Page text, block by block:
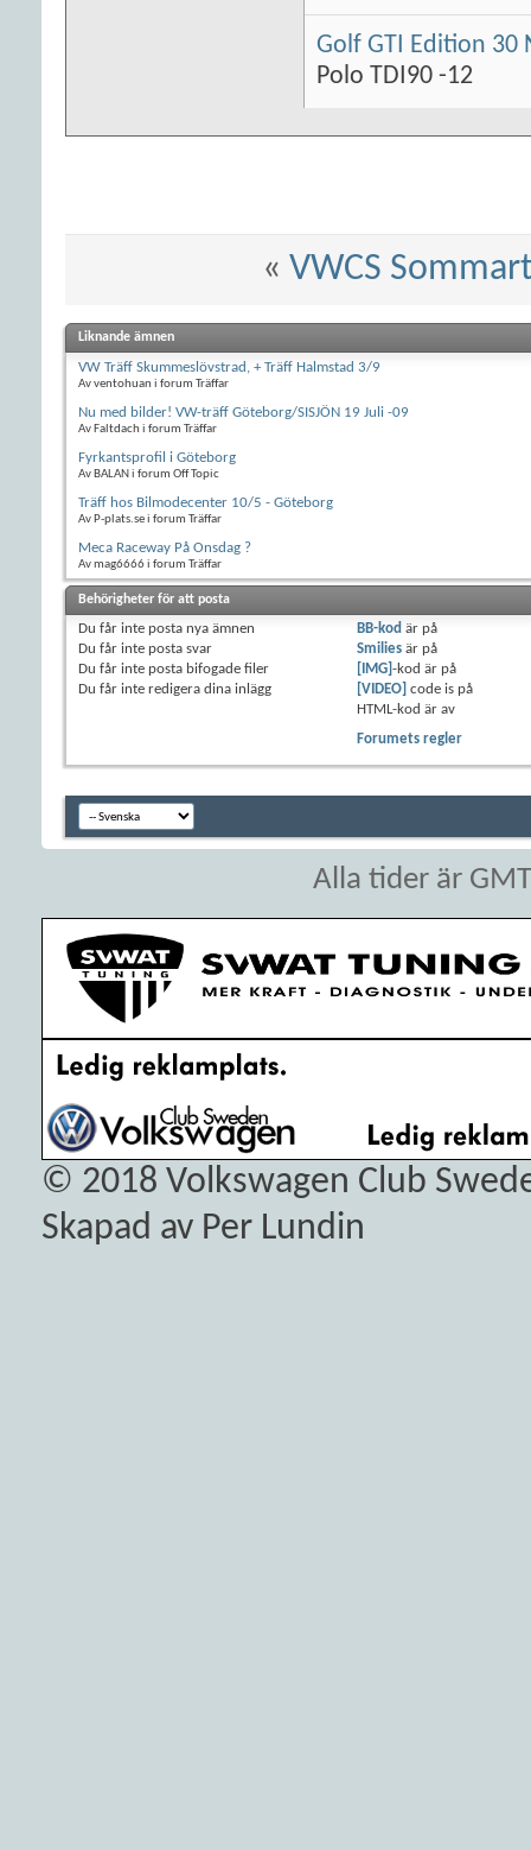
Golf GTI Edition 30
Polo TDI90 -12
« VWCS
Liknande ämnen
VW Träff Skummeslövstrad, + Träff Halmstad 3/9
Av ventohuan i forum Träffar
Nu med bilder! VW-träff Göteborg/SISJÖN 19 Juli -09
Av Faltdach i forum Träffar
Fyrkantsprofil i Göteborg
Av BALAN i forum Off Topic
Träff hos Bilmodecenter 10/5 - Göteborg
Av P-plats.se i forum Träffar
Meca Raceway På Onsdag ?
Av mag6666 i forum Träffar
Behörigheter för att posta
Du får inte posta nya ämnen
Du får inte posta svar
Du får inte posta bifogade filer
Du får inte redigera dina inlägg
BB-kod är på
Smiliesär på
[IMG]-kod är på
[VIDEO] code is på
HTML-kod är av
Forumets regler
Alla tider är
© 2018 Volkswagen Club
Skapad av Per Lundin